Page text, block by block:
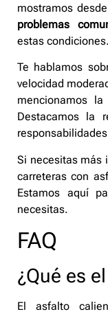
mostramos
problemas
estas condiciones.
Te hablamos
velocidad
mencionamos
Destacamos la
Si necesitas más
carreteras con
Estamos aquí
necesitas.
FAQ
¿Qué es
El asfalto